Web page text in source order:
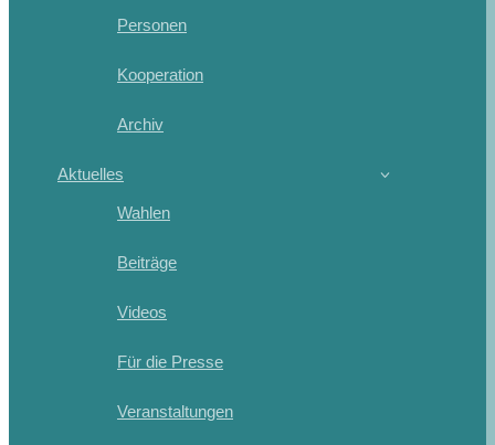
Personen
Kooperation
Archiv
Aktuelles
Wahlen
Beiträge
Videos
Für die Presse
Veranstaltungen